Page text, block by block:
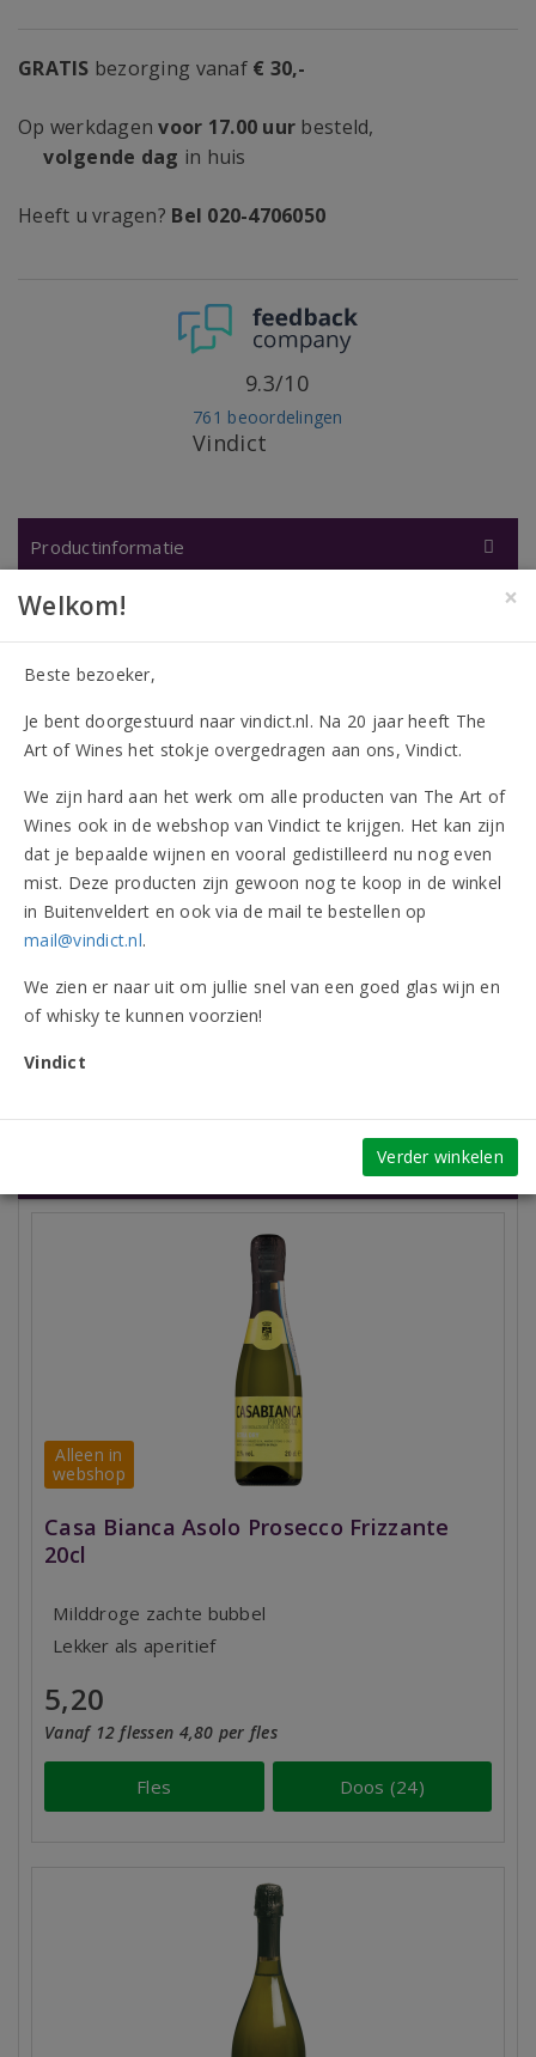
GRATIS bezorging vanaf € 30,-
Op werkdagenvoor 17.00 uur besteld,
volgende dag in huis
Heeft u vragen? Bel 020-4706050
Vindict
761 beoordelingen
9.3/10
Productinformatie
Dranksoort
Herkomstgebied
Veneto
Producent
Azienda Venegazzu
Flesinhoud
750 ml
Alcohol
11,00%
Druivenrassen
100% Glera
Allergenen
Bevat sulfieten
Vegan Borrel wijn
Budgetvriendelijke wijn
Feestelijke bubbel
Alleen in
webshop
Casa Bianca Asolo Prosecco Frizzante
20cl
Milddroge zachte bubbel
Lekker als aperitief
5,20
Vanaf 12 flessen 4,80 per fles
Fles Doos (24)
×
Welkom!
Beste bezoeker,
Je bent doorgestuurd naar vindict.nl. Na 20 jaar heeft The
Art of Wines het stokje overgedragen aan ons, Vindict.
We zijn hard aan het werk om alle producten van The Art of
Wines ook in de webshop van Vindict te krijgen. Het kan zijn
dat je bepaalde wijnen en vooral gedistilleerd nu nog even
mist. Deze producten zijn gewoon nog te koop in de winkel
in Buitenveldert en ook via de mail te bestellen op
mail@vindict.nl.
We zien er naar uit om jullie snel van een goed glas wijn en
of whisky te kunnen voorzien!
Vindict
Verder winkelen